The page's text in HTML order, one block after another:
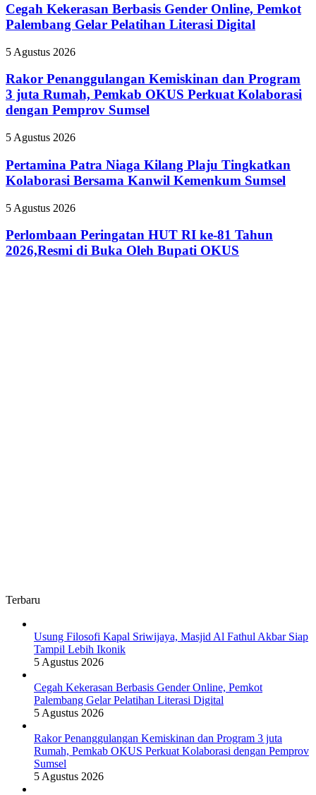
Siap
Tampil
Ikonik
Berbasis
Gender
Online,
Palembang
Pelatihan
Literasi
Digital
Cegah Kekerasan Berbasis Gender Online, Pemkot
Palembang Gelar Pelatihan Literasi Digital
Rakor
Kemiskinan
dan
Program
3
Rumah,
OKUS
Perkuat
dengan
Pemprov
Sumsel
5 Agustus 2026
Rakor Penanggulangan Kemiskinan dan Program
3 juta Rumah, Pemkab OKUS Perkuat Kolaborasi
dengan Pemprov Sumsel
Pertamina
Niaga
Kilang
Plaju
Kolaborasi
Kanwil
Kemenkum
5 Agustus 2026
Pertamina Patra Niaga Kilang Plaju Tingkatkan
Kolaborasi Bersama Kanwil Kemenkum Sumsel
Perlombaan
HUT
RI
ke-
5 Agustus 2026
Perlombaan Peringatan HUT RI ke-81 Tahun
2026,Resmi di Buka Oleh Bupati OKUS
Terbaru
Usung Filosofi Kapal Sriwijaya, Masjid Al Fathul Akbar Siap
Tampil Lebih Ikonik
5 Agustus 2026
Cegah Kekerasan Berbasis Gender Online, Pemkot
Palembang Gelar Pelatihan Literasi Digital
5 Agustus 2026
Rakor Penanggulangan Kemiskinan dan Program 3 juta
Rumah, Pemkab OKUS Perkuat Kolaborasi dengan Pemprov
Sumsel
5 Agustus 2026